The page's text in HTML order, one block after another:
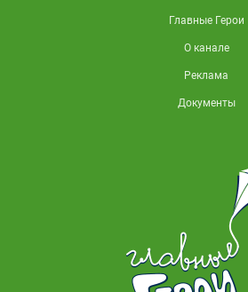
Главные Герои
О канале
Реклама
Документы